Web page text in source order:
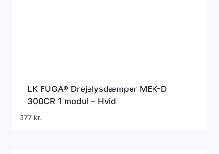
LK FUGA® Drejelysdæmper MEK-D
300CR 1 modul – Hvid
377 kr.